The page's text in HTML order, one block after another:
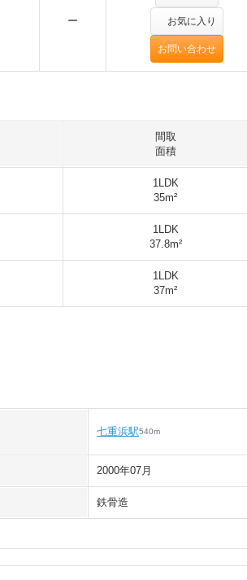
ー お気に入り
お問い合わせ
間取
面積
1LDK
35m²
1LDK
37.8m²
1LDK
37m²
七重浜駅540m
2000年07月
鉄骨造